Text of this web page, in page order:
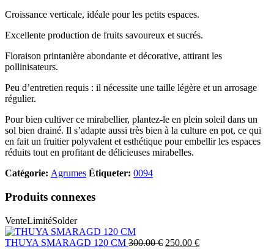
Croissance verticale, idéale pour les petits espaces.
Excellente production de fruits savoureux et sucrés.
Floraison printanière abondante et décorative, attirant les
pollinisateurs.
Peu d’entretien requis : il nécessite une taille légère et un arrosage
régulier.
Pour bien cultiver ce mirabellier, plantez-le en plein soleil dans un
sol bien drainé. Il s’adapte aussi très bien à la culture en pot, ce qui
en fait un fruitier polyvalent et esthétique pour embellir les espaces
réduits tout en profitant de délicieuses mirabelles.
Catégorie: Agrumes Étiqueter: 0094
Produits connexes
VenteLimitéSolder
THUYA SMARAGD 120 CM 300.00€ 250.00 €